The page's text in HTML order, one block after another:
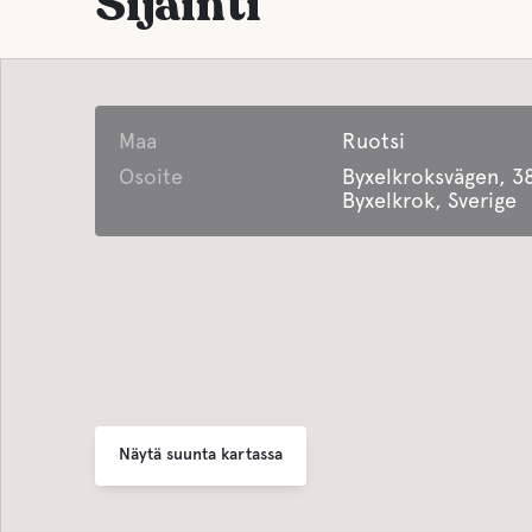
Auki ympäri vuoden
Etäisyys keskustaan
Täällä Byxelkrokissa kaikki
on kävelymatkan päässä niin
hyvin uinnista, palvelusta ja
Maa
Ruotsi
Osoite
Byxelkroksvägen,
Byxelkrok, Sverige
Näytä suunta kartassa